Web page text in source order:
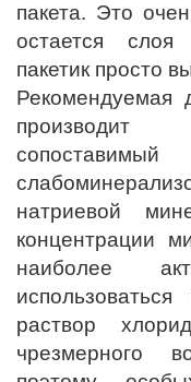
пакета. Это
остается слоя
пакетик просто
Рекомендуемая
производит
натриевой
концентрации
наиболее
раствор
чрезмерного